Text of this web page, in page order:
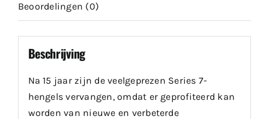
Beoordelingen (0)
Beschrijving
Na 15 jaar zijn de veelgeprezen Series 7-
hengels vervangen, omdat er geprofiteerd kan
worden van nieuwe en verbeterde